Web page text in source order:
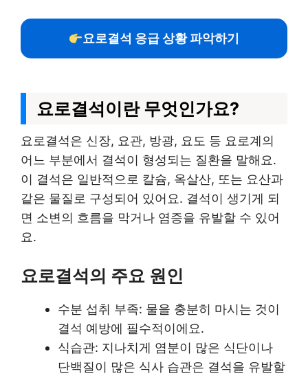
요로결석 응급 상황 파악하기
요로결석이란 무엇인가요?
요로결석은 신장, 요관, 방광, 요도 등 요로계의
어느 부분에서 결석이 형성되는 질환을 말해요.
이 결석은 일반적으로 칼슘, 옥살산, 또는 요산과
같은 물질로 구성되어 있어요. 결석이 생기게 되
면 소변의 흐름을 막거나 염증을 유발할 수 있어
요.
요로결석의 주요 원인
수분 섭취 부족: 물을 충분히 마시는 것이
결석 예방에 필수적이에요.
식습관: 지나치게 염분이 많은 식단이나
단백질이 많은 식사 습관은 결석을 유발할